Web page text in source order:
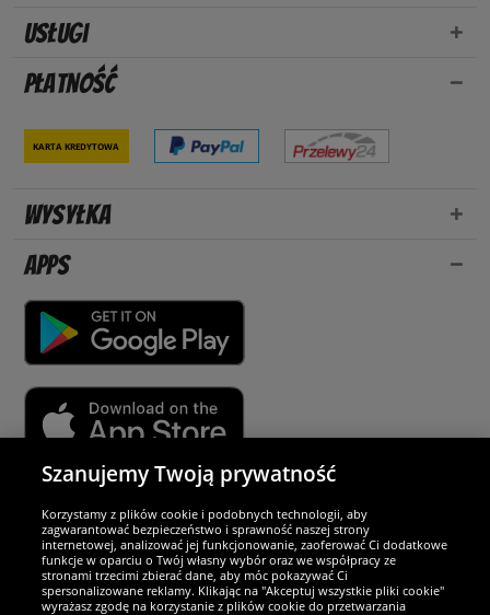
Usługi
Płatność
Karta kredytowa
Wysyłka
Apps
Partnerzy i bezpieczeństwo
Jesteśmy wyjątkowi
Szanujemy Twoją prywatność
Korzystamy z plików cookie i podobnych technologii, aby
zagwarantować bezpieczeństwo i sprawność naszej strony
internetowej, analizować jej funkcjonowanie, zaoferować Ci dodatkowe
funkcje w oparciu o Twój własny wybór oraz we współpracy ze
stronami trzecimi zbierać dane, aby móc pokazywać Ci
spersonalizowane reklamy. Klikając na "Akceptuj wszystkie pliki cookie"
wyrażasz zgodę na korzystanie z plików cookie do przetwarzania